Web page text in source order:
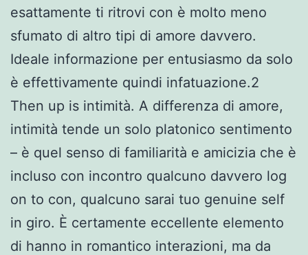
esattamente ti ritrovi con è molto meno
sfumato di altro tipi di amore davvero.
Ideale informazione per entusiasmo da solo
è effettivamente quindi infatuazione.2
Then up is intimità. A differenza di amore,
intimità tende un solo platonico sentimento
– è quel senso di familiarità e amicizia che è
incluso con incontro qualcuno davvero log
on to con, qualcuno sarai tuo genuine self
in giro. È certamente eccellente elemento
di hanno in romantico interazioni, ma da